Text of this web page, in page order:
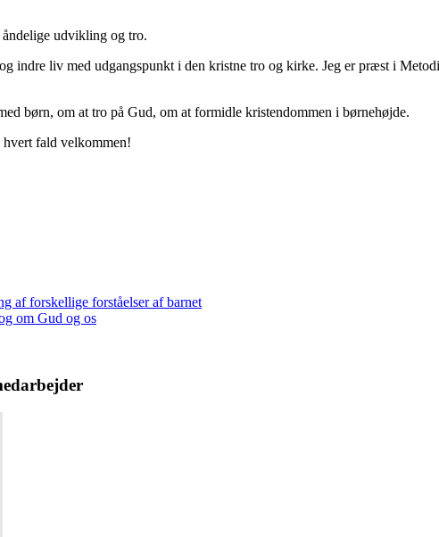
udvikling og tro.
indre liv med udgangspunkt i den kristne tro og kirke. Jeg er præst i
børn, om at tro på Gud, om at formidle kristendommen i børnehøjde.
hvert fald velkommen!
af forskellige forståelser af barnet
om Gud og os